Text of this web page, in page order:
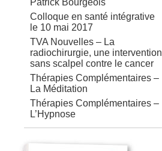
Patrick Bourgeois
Colloque en santé intégrative
le 10 mai 2017
TVA Nouvelles – La
radiochirurgie, une intervention
sans scalpel contre le cancer
Thérapies Complémentaires –
La Méditation
Thérapies Complémentaires –
L’Hypnose